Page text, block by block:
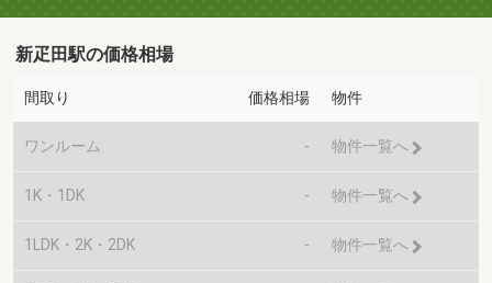
新疋田駅の価格相場
間取り 価格相場 物件
ワンルーム - 物件一覧へ
1K・1DK - 物件一覧へ
1LDK・2K・2DK - 物件一覧へ